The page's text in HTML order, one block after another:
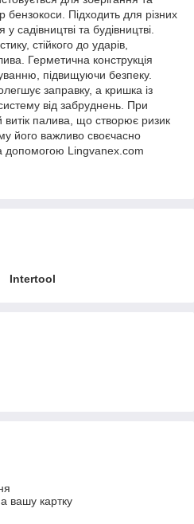
бензокоси. Підходить для різних
та будівництві.
стійкого до ударів,
Герметична конструкція
підвищуючи безпеку.
заправку, а кришка із
від забруднень. При
палива, що створює ризик
його важливо своєчасно
допомогою Lingvanex.com
Intertool
вашу картку